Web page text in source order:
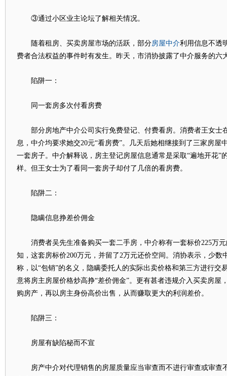
③通过小区业主论坛了解相关情况。
随着租房、买卖房屋市场的活跃，部分房屋中介利用信息不透
费者合法权益的事件时有发生。昨天，市消协披露了中介服务的六
陷阱一：
同一套房多次付看房费
部分房地产中介公司实行免费登记、付费看房。消费者王女士
息，中介均要求她交20元“看房费”。几天后她相继接到了三家房屋
一套房子。中介解释说，房主登记房屋信息通常是采取“遍地开花”
样。但王女士为了看同一套房子却付了几倍的看房费。
陷阱二：
隐瞒信息挣差价佣金
消费者吴先生准备购买一套二手房，中介称有一套标价225万元
知，这套房标价200万元，并留了2万元还价空间。消协表示，少数
称，以“包销”的名义，隐瞒委托人的实际出卖价格和第三方进行交
意将房主房屋价格炒高挣“差价佣金”。更有甚者违规介入买卖房屋
购房产，再以房主身份高价出售，从而赚取更大的利润差价。
陷阱三：
房屋有缺陷秘而不宣
房产中介对代理销售的房屋质量应当审查而不进行审查或审查